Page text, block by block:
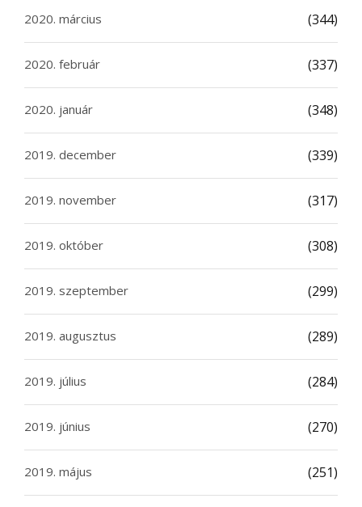
2020. március (344)
2020. február (337)
2020. január (348)
2019. december (339)
2019. november (317)
2019. október (308)
2019. szeptember (299)
2019. augusztus (289)
2019. július (284)
2019. június (270)
2019. május (251)